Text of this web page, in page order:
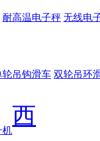
耐高温电子秤 无线电
轮吊钩滑车 双轮吊环
机
西